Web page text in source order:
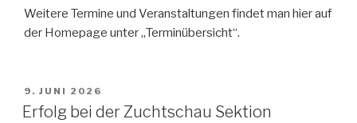
Weitere Termine und Veranstaltungen findet man hier auf
der Homepage unter „Terminübersicht“.
VERÖFFENTLICHT
AM
9. JUNI 2026
Erfolg bei der Zuchtschau Sektion